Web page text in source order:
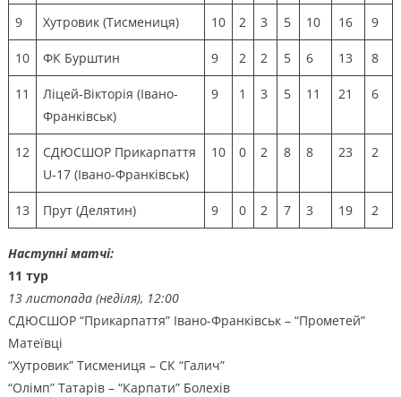
9 Хутровик (Тисмениця) 10 2 3 5 10 16 9
10 ФК Бурштин 9 2 2 5 6 13 8
11
Ліцей-Вікторія (Івано-
Франківськ)
9 1 3 5 11 21 6
12
СДЮСШОР Прикарпаття
U-17 (Івано-Франківськ)
10 0 2 8 8 23 2
13 Прут (Делятин) 9 0 2 7 3 19 2
Наступні матчі:
11 тур
13 листопада (неділя), 12:00
СДЮСШОР “Прикарпаття” Івано-Франківськ – “Прометей”
Матеївці
“Хутровик” Тисмениця – СК “Галич”
“Олімп” Татарів – “Карпати” Болехів